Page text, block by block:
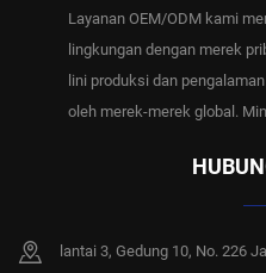
Layanan OEM/ODM kami
lingkungan dengan merek
lini produksi dan
oleh merek-merek global.
lantai 3, Gedung 10, No. 226